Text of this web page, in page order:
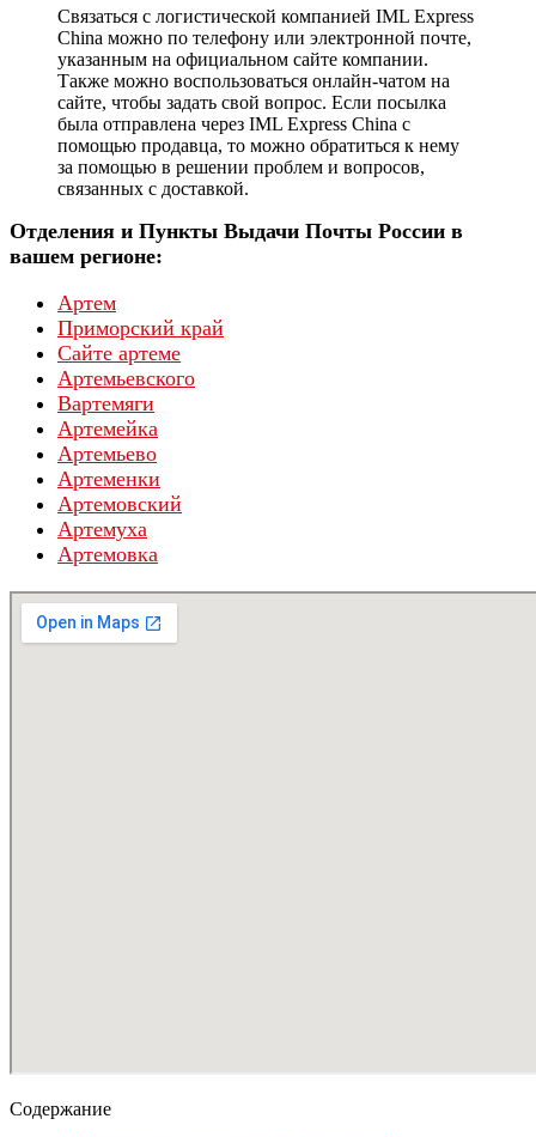
Связаться с логистической компанией IML Express
China можно по телефону или электронной почте,
указанным на официальном сайте компании.
Также можно воспользоваться онлайн-чатом на
сайте, чтобы задать свой вопрос. Если посылка
была отправлена через IML Express China с
помощью продавца, то можно обратиться к нему
за помощью в решении проблем и вопросов,
связанных с доставкой.
Отделения и Пункты Выдачи Почты России в
вашем регионе:
Артем
Приморский край
Сайте артеме
Артемьевского
Вартемяги
Артемейка
Артемьево
Артеменки
Артемовский
Артемуха
Артемовка
Содержание